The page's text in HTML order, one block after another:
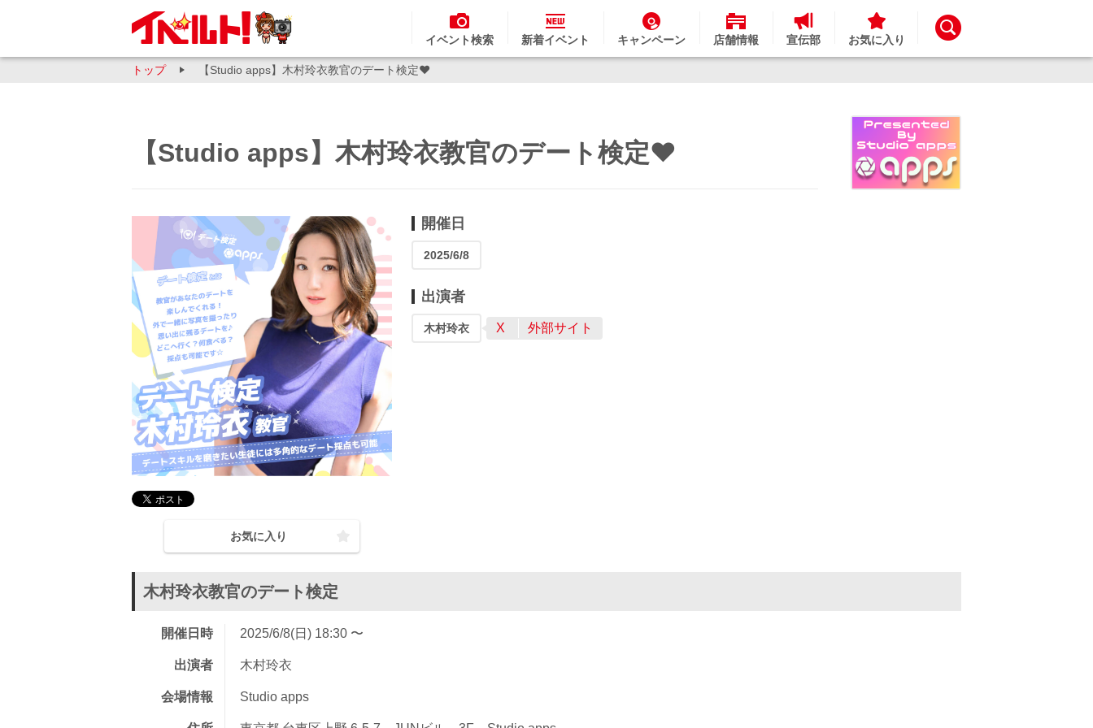
イベント検索 新着イベント キャンペーン 店舗情報 宣伝部 お気に入り
トップ 【Studio apps】木村玲衣教官のデート検定❤
【Studio apps】木村玲衣教官のデート検定❤
お気に入り
開催日
2025/6/8
出演者
木村玲衣 X 外部サイト
木村玲衣教官のデート検定
開催日時 2025/6/8(日) 18:30 〜
出演者 木村玲衣
会場情報 Studio apps